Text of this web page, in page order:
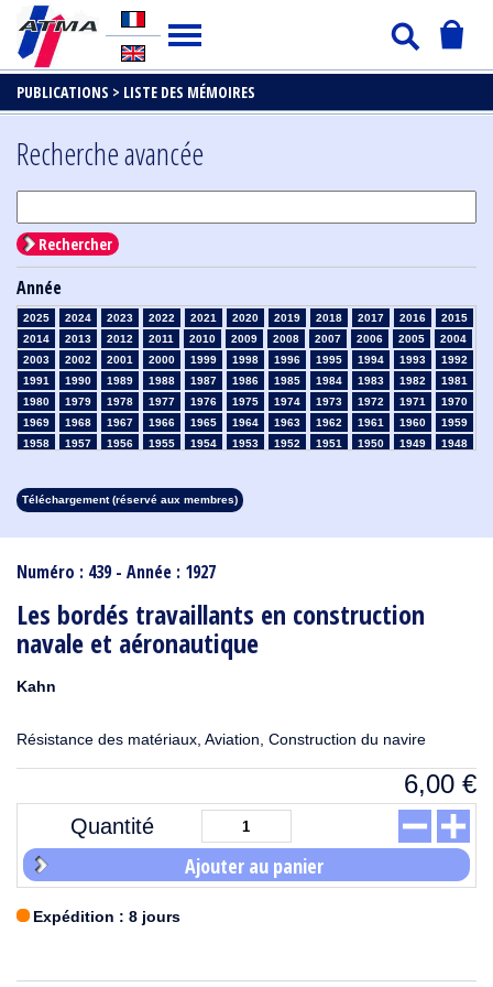
PUBLICATIONS > LISTE DES MÉMOIRES
Numéro : 439 - Année : 1927
Les bordés travaillants en construction
navale et aéronautique
Kahn
Résistance des matériaux, Aviation, Construction du navire
6,00 €
Quantité
Ajouter au panier
Expédition : 8 jours
Recherche avancée
Rechercher
Année
2025 2024 2023 2022 2021 2020 2019 2018 2017 2016
2015
2014
2013 2012 2011 2010 2009 2008 2007 2006 2005
2004
2003
2002 2001 2000 1999 1998 1996 1995 1994 1993
1992
1991
1990 1989 1988 1987 1986 1985 1984 1983 1982
1981
1980
1979 1978 1977 1976 1975 1974 1973 1972 1971
1970
1969
1968 1967 1966 1965 1964 1963 1962 1961 1960
1959
1958
1957 1956 1955 1954 1953 1952 1951 1950 1949
1948
1913
1912 1911 1910 1909 1908
Téléchargement (réservé aux membres)